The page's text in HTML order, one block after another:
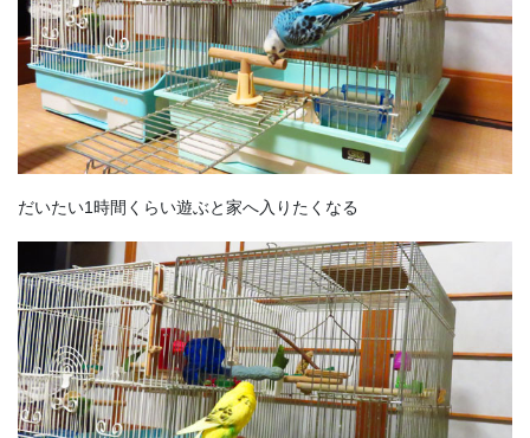
だいたい1時間くらい遊ぶと家へ入りたくなる